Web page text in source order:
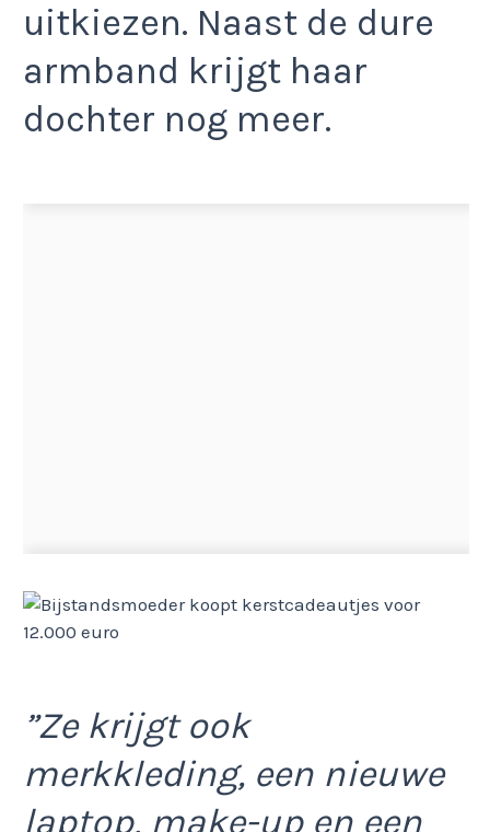
uitkiezen. Naast de dure
armband krijgt haar
dochter nog meer.
”Ze krijgt ook
merkkleding, een nieuwe
laptop, make-up en een